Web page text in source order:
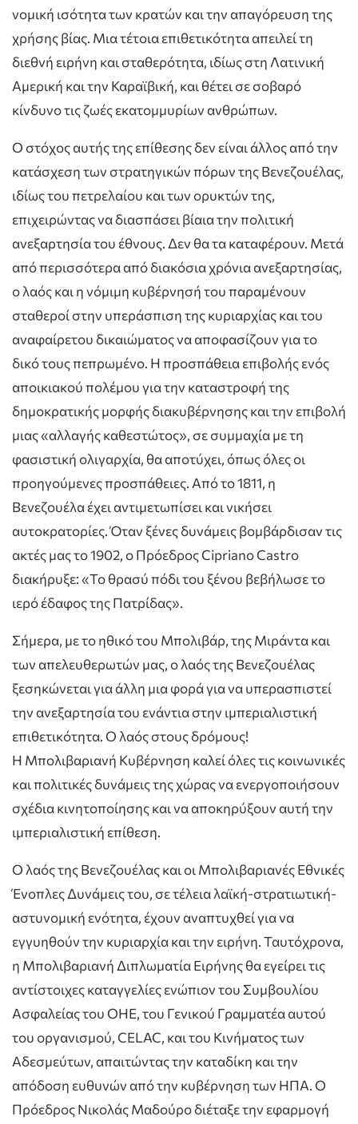
νομική ισότητα των κρατών και την απαγόρευση της
χρήσης βίας. Μια τέτοια επιθετικότητα απειλεί τη
διεθνή ειρήνη και σταθερότητα, ιδίως στη Λατινική
Αμερική και την Καραϊβική, και θέτει σε σοβαρό
κίνδυνο τις ζωές εκατομμυρίων ανθρώπων.
Ο στόχος αυτής της επίθεσης δεν είναι άλλος από την
κατάσχεση των στρατηγικών πόρων της Βενεζουέλας,
ιδίως του πετρελαίου και των ορυκτών της,
επιχειρώντας να διασπάσει βίαια την πολιτική
ανεξαρτησία του έθνους. Δεν θα τα καταφέρουν. Μετά
από περισσότερα από διακόσια χρόνια ανεξαρτησίας,
ο λαός και η νόμιμη κυβέρνησή του παραμένουν
σταθεροί στην υπεράσπιση της κυριαρχίας και του
αναφαίρετου δικαιώματος να αποφασίζουν για το
δικό τους πεπρωμένο. Η προσπάθεια επιβολής ενός
αποικιακού πολέμου για την καταστροφή της
δημοκρατικής μορφής διακυβέρνησης και την επιβολή
μιας «αλλαγής καθεστώτος», σε συμμαχία με τη
φασιστική ολιγαρχία, θα αποτύχει, όπως όλες οι
προηγούμενες προσπάθειες. Από το 1811, η
Βενεζουέλα έχει αντιμετωπίσει και νικήσει
αυτοκρατορίες. Όταν ξένες δυνάμεις βομβάρδισαν τις
ακτές μας το 1902, ο Πρόεδρος Cipriano Castro
διακήρυξε: «Το θρασύ πόδι του ξένου βεβήλωσε το
ιερό έδαφος της Πατρίδας».
Σήμερα, με το ηθικό του Μπολιβάρ, της Μιράντα και
των απελευθερωτών μας, ο λαός της Βενεζουέλας
ξεσηκώνεται για άλλη μια φορά για να υπερασπιστεί
την ανεξαρτησία του ενάντια στην ιμπεριαλιστική
επιθετικότητα. Ο λαός στους δρόμους!
Η Μπολιβαριανή Κυβέρνηση καλεί όλες τις κοινωνικές
και πολιτικές δυνάμεις της χώρας να ενεργοποιήσουν
σχέδια κινητοποίησης και να αποκηρύξουν αυτή την
ιμπεριαλιστική επίθεση.
Ο λαός της Βενεζουέλας και οι Μπολιβαριανές Εθνικές
Ένοπλες Δυνάμεις του, σε τέλεια λαϊκή-στρατιωτική-
αστυνομική ενότητα, έχουν αναπτυχθεί για να
εγγυηθούν την κυριαρχία και την ειρήνη. Ταυτόχρονα,
η Μπολιβαριανή Διπλωματία Ειρήνης θα εγείρει τις
αντίστοιχες καταγγελίες ενώπιον του Συμβουλίου
Ασφαλείας του ΟΗΕ, του Γενικού Γραμματέα αυτού
του οργανισμού, CELAC, και του Κινήματος των
Αδεσμεύτων, απαιτώντας την καταδίκη και την
απόδοση ευθυνών από την κυβέρνηση των ΗΠΑ. Ο
Πρόεδρος Νικολάς Μαδούρο διέταξε την εφαρμογή